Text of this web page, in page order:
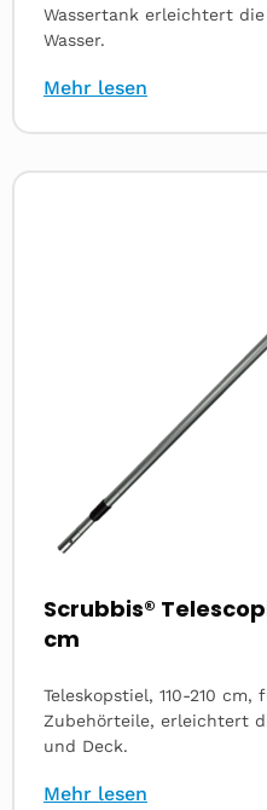
Wassertank erleichtert
Wasser.
Mehr lesen
Scrubbis®
cm
Teleskopstiel, 110-210
Zubehörteile, erleichtert
und Deck.
Mehr lesen
Read